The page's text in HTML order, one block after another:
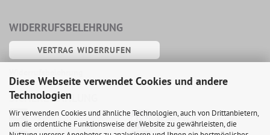
Diese Webseite verwendet Cookies und andere
Technologien
Wir verwenden Cookies und ähnliche Technologien, auch von Drittanbietern,
um die ordentliche Funktionsweise der Website zu gewährleisten, die
WIDERRUFSBELEHRUNG
VERTRAG WIDERRUFEN
SICHERE ZAHLUNG
PayPal Apple Pay